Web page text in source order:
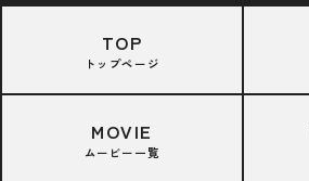
TOP
トップページ
MOVIE
ムービー一覧